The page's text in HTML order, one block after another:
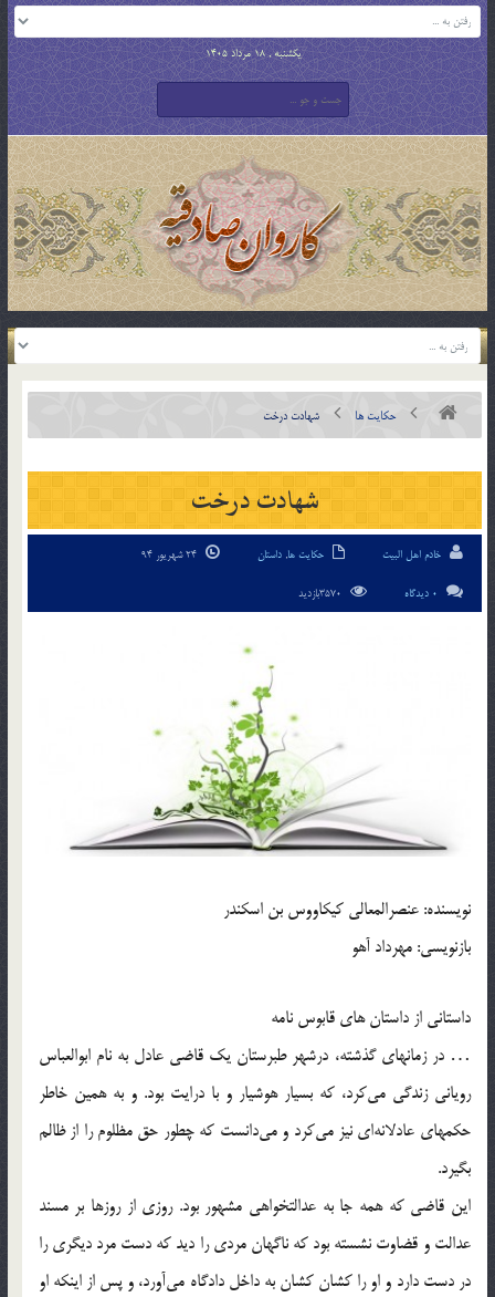
یکشنبه , 18 مرداد 1405
حکایت ها شهادت درخت
شهادت درخت
خادم اهل البیت حکایت ها, داستان
0 دیدگاه
نویسنده: عنصرالمعالی کیکاووس بن اسکندر
بازنویسی: مهرداد آهو
داستانی از داستان های قابوس نامه
… در زمانهای گذشته، درشهر طبرستان یک قاضی عادل به نام ابوالعباس
رویانی زندگی می‌کرد، که بسیار هوشیار و با درایت بود. و به همین خاطر
حکمهای عادلانه‌ای نیز می‌کرد و می‌دانست که چطور حق مظلوم را از ظالم
بگیرد.
این قاضی که همه جا به عدالتخواهی مشهور بود. روزی از روزها بر مسند
عدالت و قضاوت نشسته بود که ناگهان مردی را دید که دست مرد دیگری را
در دست دارد و او را کشان کشان به داخل دادگاه می‌آورد، و پس از اینکه او